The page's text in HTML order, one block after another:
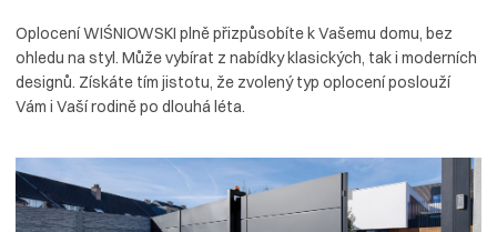
Oplocení WIŚNIOWSKI plně přizpůsobíte k Vašemu domu, bez
ohledu na styl. Může vybírat z nabídky klasických, tak i moderních
designů. Získáte tím jistotu, že zvolený typ oplocení poslouží
Vám i Vaší rodině po dlouhá léta.